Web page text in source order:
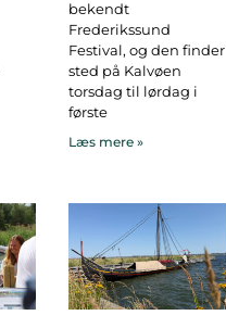
bekendt
Frederikssund
Festival, og den finder
sted på Kalvøen
torsdag til lørdag i
første
Læs mere »